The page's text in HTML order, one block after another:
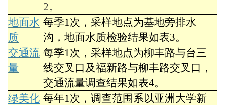
2。
地面水
质
每季1 次，采样地点为基地旁排水
沟，地面水质检验结果如表3。
交通流
量
每季1 次，采样地点为柳丰路与台三
线交叉口及福新路与柳丰路交叉口，
交通流量调查结果如表4。
绿美化 每年1 次，调查范围系以亚洲大学新